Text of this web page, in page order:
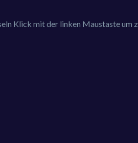
Klick mit der linken Maustaste um